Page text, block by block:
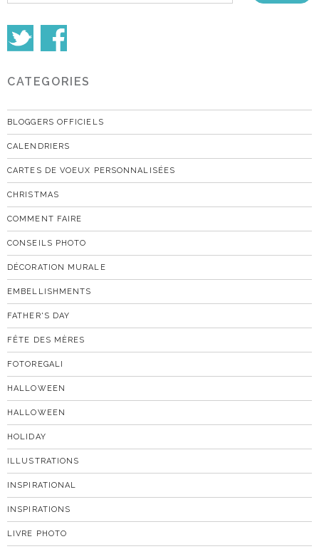
for:
CATEGORIES
BLOGGERS OFFICIELS
CALENDRIERS
CARTES DE VOEUX PERSONNALISÉES
CHRISTMAS
COMMENT FAIRE
CONSEILS PHOTO
DÉCORATION MURALE
EMBELLISHMENTS
FATHER'S DAY
FÊTE DES MÈRES
FOTOREGALI
HALLOWEEN
HALLOWEEN
HOLIDAY
ILLUSTRATIONS
INSPIRATIONAL
INSPIRATIONS
LIVRE PHOTO